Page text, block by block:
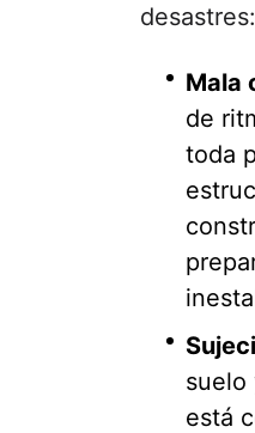
desastres:
Mala
de
toda
suelo
está